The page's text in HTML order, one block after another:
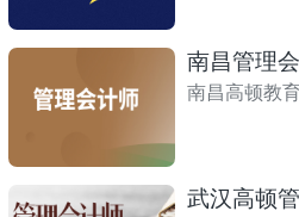
南昌管理
南昌高顿教
武汉高顿